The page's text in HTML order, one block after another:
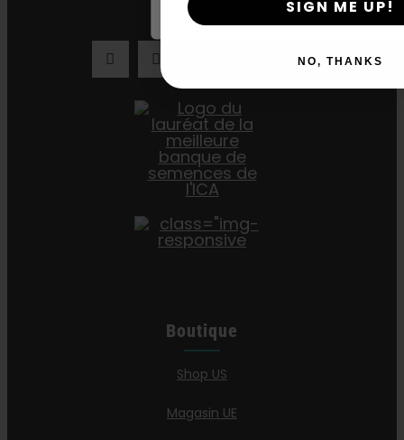
Boutique
Shop US
Magasin UE
SIGN ME UP!
NO, THANKS